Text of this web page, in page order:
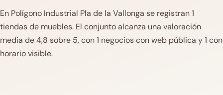
En Polígono Industrial Pla de la Vallonga se registran 1
tiendas de muebles. El conjunto alcanza una valoración
media de 4,8 sobre 5, con 1 negocios con web pública y 1 con
horario visible.